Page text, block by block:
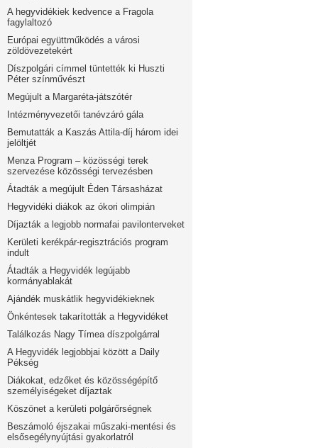
A hegyvidékiek kedvence a Fragola
fagylaltozó
Európai együttműködés a városi
zöldövezetekért
Díszpolgári címmel tüntették ki Huszti
Péter színművészt
Megújult a Margaréta-játszótér
Intézményvezetői tanévzáró gála
Bemutatták a Kaszás Attila-díj három idei
jelöltjét
Menza Program – közösségi terek
szervezése közösségi tervezésben
Átadták a megújult Éden Társasházat
Hegyvidéki diákok az ókori olimpián
Díjazták a legjobb normafai pavilonterveket
Kerületi kerékpár-regisztrációs program
indult
Átadták a Hegyvidék legújabb
kormányablakát
Ajándék muskátlik hegyvidékieknek
Önkéntesek takarították a Hegyvidéket
Találkozás Nagy Tímea díszpolgárral
A Hegyvidék legjobbjai között a Daily
Pékség
Diákokat, edzőket és közösségépítő
személyiségeket díjaztak
Köszönet a kerületi polgárőrségnek
Beszámoló éjszakai műszaki-mentési és
elsősegélynyújtási gyakorlatról